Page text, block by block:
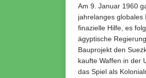
Am 9. Januar 1960
jahrelanges globales
finazielle Hilfe, es
ägyptische
Bauprojekt den
kaufte Waffen in der
das Spiel als